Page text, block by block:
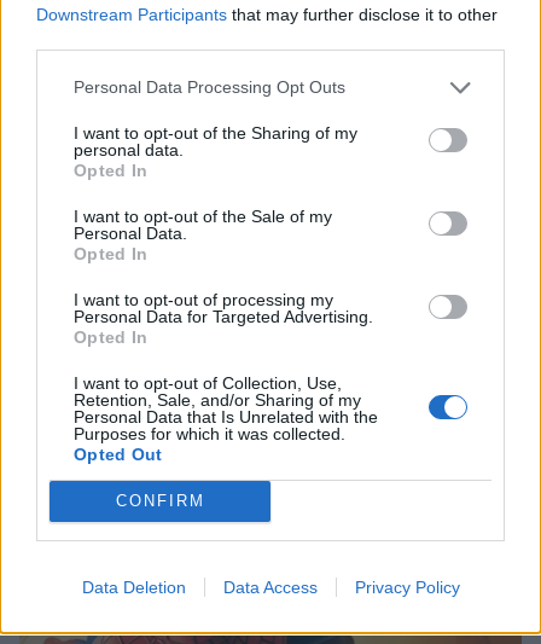
Downstream Participants that may further disclose it to other
Personal Data Processing Opt Outs
I want to opt-out of the Sharing of my
personal data.
Opted In
I want to opt-out of the Sale of my
Personal Data.
Opted In
I want to opt-out of processing my
Personal Data for Targeted Advertising.
Opted In
I want to opt-out of Collection, Use,
Retention, Sale, and/or Sharing of my
Personal Data that Is Unrelated with the
Purposes for which it was collected.
Opted Out
CONFIRM
Data Deletion Data Access Privacy Policy
4
Moottoripyöräilijä pakeni poliisia
– tutkaan hurja ylinopeus
5